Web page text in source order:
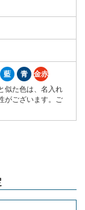
藍 青
金赤
似た色は、名入れ
がございます。ご